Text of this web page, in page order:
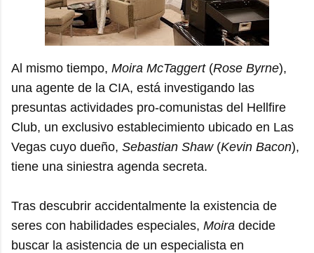
Al mismo tiempo, Moira McTaggert(Rose Byrne),
una agente de la CIA, está investigando las
presuntas actividades pro-comunistas del Hellfire
Club, un exclusivo establecimiento ubicado en Las
Vegas cuyo dueño, Sebastian Shaw(Kevin Bacon),
tiene una siniestra agenda secreta.
Tras descubrir accidentalmente la existencia de
seres con habilidades especiales, Moira decide
buscar la asistencia de un especialista en